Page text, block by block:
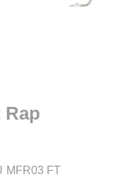
Rap
MFR03 FT